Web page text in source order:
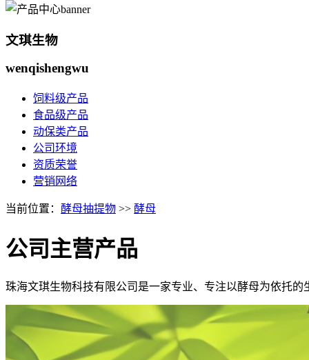
文琪生物
wenqishengwu
饲料级产品
食品级产品
动保类产品
公司环境
资质荣誉
营销网络
当前位置： 酵母抽提物 >> 酵母
公司主营产品
珠海文琪生物科技有限公司是一家专业、专注以酵母为依托